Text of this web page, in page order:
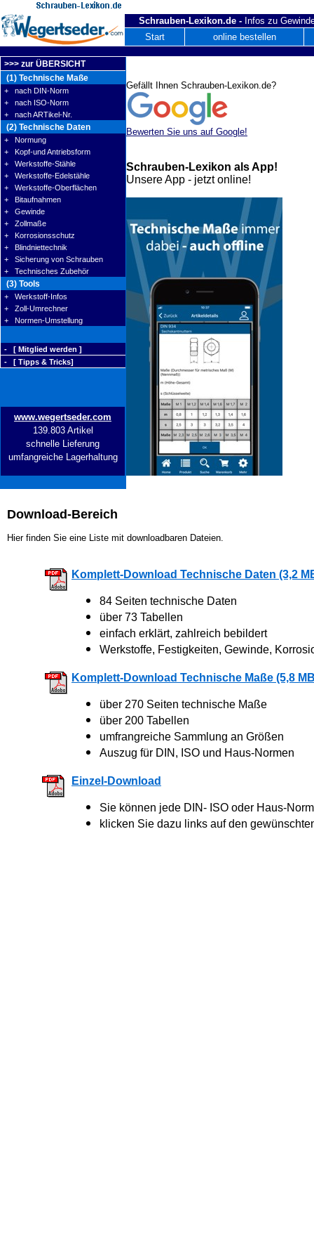
Schrauben-Lexikon.de - Infos zu
Start
online bestellen
>>> zur ÜBERSICHT
(1) Technische Maße
+ nach DIN-Norm
+ nach ISO-Norm
+ nach ARTikel-Nr.
(2) Technische Daten
+ Normung
+ Kopf-und Antriebsform
+ Werkstoffe-Stähle
+ Werkstoffe-Edelstähle
+ Werkstoffe-Oberflächen
+ Bitaufnahmen
+ Gewinde
+ Zollmaße
+ Korrosionsschutz
+ Blindniettechnik
+ Sicherung von Schrauben
+ Technisches Zubehör
(3) Tools
+ Werkstoff-Infos
+ Zoll-Umrechner
+ Normen-Umstellung
- [ Mitglied werden ]
- [ Tipps & Tricks]
www.wegertseder.com
139.803 Artikel
schnelle Lieferung
umfangreiche Lagerhaltung
Download-Bereich
Hier finden Sie eine Liste mit downloadbaren Dateien.
Komplett-Download Technische Daten (3,2
84 Seiten technische Daten
über 73 Tabellen
einfach erklärt, zahlreich bebildert
Werkstoffe, Festigkeiten, Gewinde,
Komplett-Download Technische Maße (5,8
über 270 Seiten technische Maße
über 200 Tabellen
umfrangreiche Sammlung an Größen
Auszug für DIN, ISO und Haus-Normen
Einzel-Download
Sie können jede DIN- ISO oder Haus-
klicken Sie dazu links auf den
Gefällt Ihnen Schrauben-Lexikon.de?
Bewerten Sie uns auf Google!
Schrauben-Lexikon als App!
Unsere App - jetzt online!